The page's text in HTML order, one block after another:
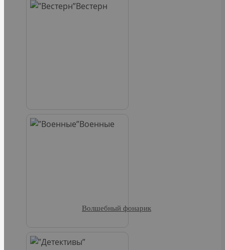
Вестерн
Военные
Волшебный фонарик